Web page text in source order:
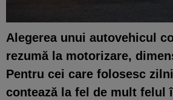
Alegerea unui autovehicul
rezumă la motorizare,
Pentru cei care folosesc
contează la fel de mult felul